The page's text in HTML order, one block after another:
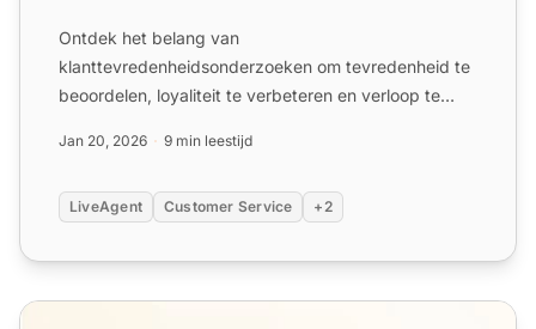
Ontdek het belang van
klanttevredenheidsonderzoeken om tevredenheid te
beoordelen, loyaliteit te verbeteren en verloop te
Jan 20, 2026 9 min leestijd
LiveAgent Customer Service +2
E-mailsjablonen voor feedbackverzoeken